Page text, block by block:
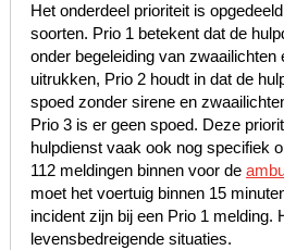
Het onderdeel prioriteit is
soorten. Prio 1 betekent dat de
onder begeleiding van zwaailichten
uitrukken, Prio 2 houdt in dat de
spoed zonder sirene en
Prio 3 is er geen spoed. Deze
hulpdienst vaak ook nog specifiek
112 meldingen binnen voor de
moet het voertuig binnen 15
incident zijn bij een Prio 1 melding.
levensbedreigende situaties.